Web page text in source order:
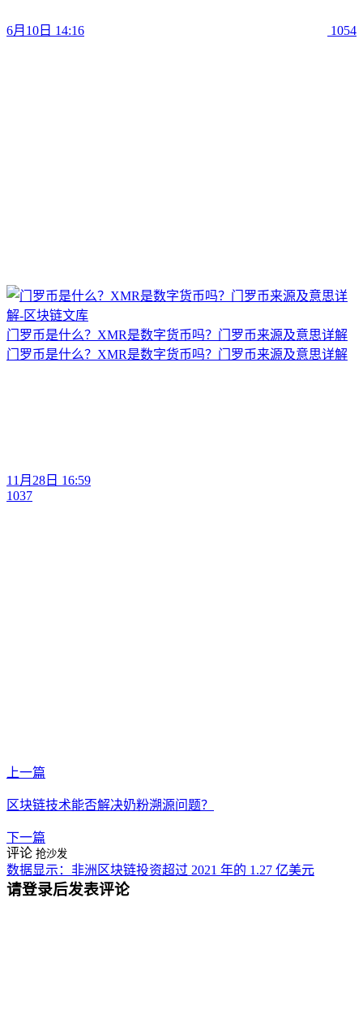
6月10日 14:16 1054
门罗币是什么？XMR是数字货币吗？门罗币来源及意思详解
门罗币是什么？XMR是数字货币吗？门罗币来源及意思详解
11月28日 16:59
1037
上一篇
区块链技术能否解决奶粉溯源问题？
下一篇
数据显示：非洲区块链投资超过 2021 年的 1.27 亿美元
评论 抢沙发
请登录后发表评论